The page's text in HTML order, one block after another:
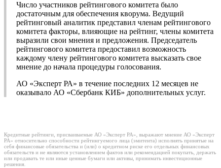
Число участников рейтингового комитета было
достаточным для обеспечения кворума. Ведущий
рейтинговый аналитик представил членам рейтингового
комитета факторы, влияющие на рейтинг, члены комитета
выразили свои мнения и предложения. Председатель
рейтингового комитета предоставил возможность
каждому члену рейтингового комитета высказать свое
мнение до начала процедуры голосования.
АО «Эксперт РА» в течение последних 12 месяцев не
оказывало АО «Сбербанк КИБ» дополнительных услуг.
Кредитные рейтинги, присваиваемые АО «Эксперт РА», выражают мнение АО «Эксперт
РА» относительно способности рейтингуемого лица (эмитента) исполнять принятые на
себя финансовые обязательства и (или) о кредитном риске его отдельных финансовых
обязательств и не являются установлением фактов или рекомендацией покупать, держать
или продавать те или иные ценные бумаги или активы, принимать инвестиционные
решения.